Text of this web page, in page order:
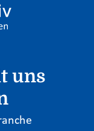
uns